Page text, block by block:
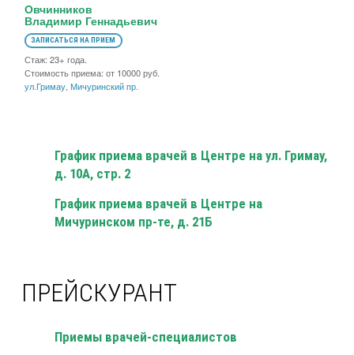
Овчинников
Владимир Геннадьевич
ЗАПИСАТЬСЯ НА ПРИЕМ
Стаж: 23+ года.
Стоимость приема: от 10000 руб.
ул.Гримау, Мичуринский пр.
График приема врачей в Центре на ул. Гримау,
д. 10А, стр. 2
График приема врачей в Центре на
Мичуринском пр-те, д. 21Б
ПРЕЙСКУРАНТ
Приемы врачей-специалистов